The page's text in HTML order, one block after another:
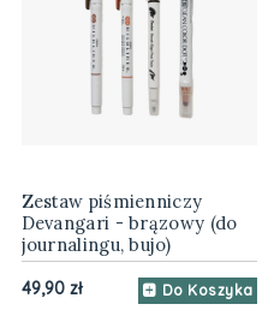
Zestaw piśmienniczy
Devangari - brązowy (do
journalingu, bujo)
49,90 zł Do Koszyka